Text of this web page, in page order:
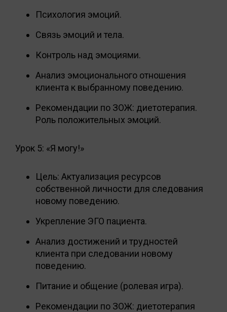
Психология эмоций.
Связь эмоций и тела.
Контроль над эмоциями.
Анализ эмоционального отношения
клиента к выбранному поведению.
Рекомендации по ЗОЖ: диетотерапия.
Роль положительных эмоций.
Урок 5: «Я могу!»
Цель: Актуализация ресурсов
собственной личности для следования
новому поведению.
Укрепление ЭГО пациента.
Анализ достижений и трудностей
клиента при следовании новому
поведению.
Питание и общение (ролевая игра).
Рекомендации по ЗОЖ: диетотерапия